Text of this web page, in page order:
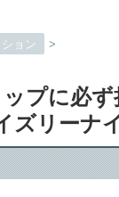
ション >
プに必
ズリーナ